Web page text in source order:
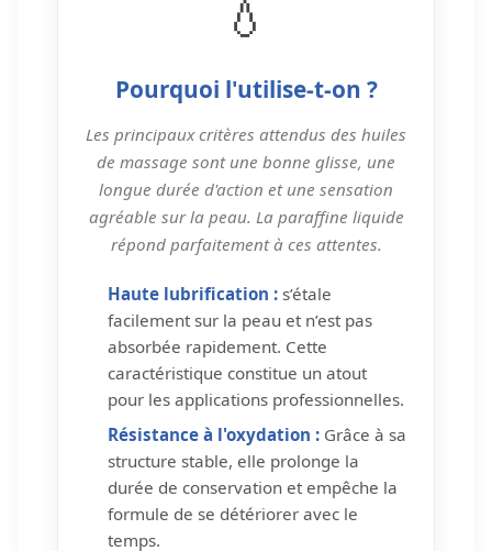
💧
Pourquoi l'utilise-t-on ?
Les principaux critères attendus des huiles
de massage sont une bonne glisse, une
longue durée d'action et une sensation
agréable sur la peau. La paraffine liquide
répond parfaitement à ces attentes.
Haute lubrification : s’étale
facilement sur la peau et n’est pas
absorbée rapidement. Cette
caractéristique constitue un atout
pour les applications professionnelles.
Résistance à l'oxydation : Grâce à sa
structure stable, elle prolonge la
durée de conservation et empêche la
formule de se détériorer avec le
temps.